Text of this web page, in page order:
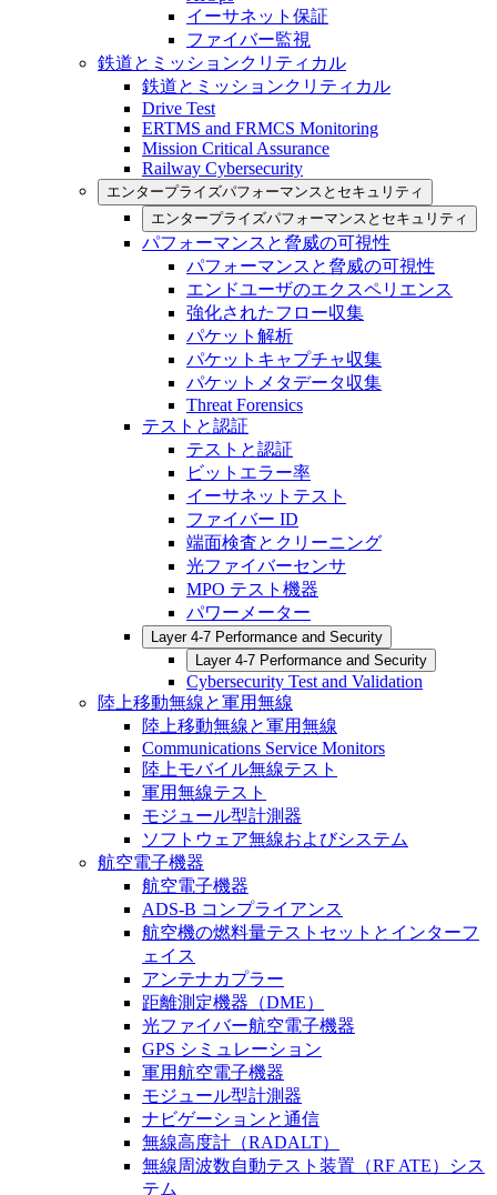
イーサネット保証
ファイバー監視
鉄道とミッションクリティカル
鉄道とミッションクリティカル
Drive Test
ERTMS and FRMCS Monitoring
Mission Critical Assurance
Railway Cybersecurity
エンタープライズパフォーマンスとセキュリティ
エンタープライズパフォーマンスとセキュリティ
パフォーマンスと脅威の可視性
パフォーマンスと脅威の可視性
エンドユーザのエクスペリエンス
強化されたフロー収集
パケット解析
パケットキャプチャ収集
パケットメタデータ収集
Threat Forensics
テストと認証
テストと認証
ビットエラー率
イーサネットテスト
ファイバー ID
端面検査とクリーニング
光ファイバーセンサ
MPO テスト機器
パワーメーター
Layer 4-7 Performance and Security
Layer 4-7 Performance and Security
Cybersecurity Test and Validation
陸上移動無線と軍用無線
陸上移動無線と軍用無線
Communications Service Monitors
陸上モバイル無線テスト
軍用無線テスト
モジュール型計測器
ソフトウェア無線およびシステム
航空電子機器
航空電子機器
ADS-B コンプライアンス
航空機の燃料量テストセットとインターフ
ェイス
アンテナカプラー
距離測定機器（DME）
光ファイバー航空電子機器
GPS シミュレーション
軍用航空電子機器
モジュール型計測器
ナビゲーションと通信
無線高度計（RADALT）
無線周波数自動テスト装置（RF ATE）シス
テム